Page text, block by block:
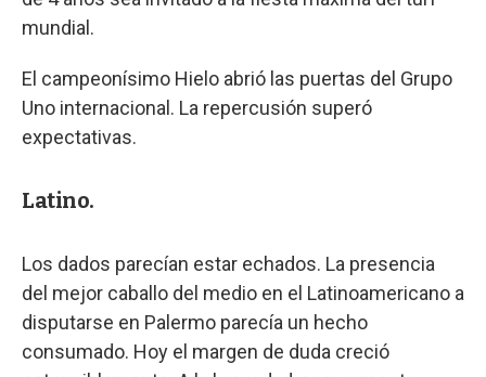
mundial.
El campeonísimo Hielo abrió las puertas del Grupo
Uno internacional. La repercusión superó
expectativas.
Latino.
Los dados parecían estar echados. La presencia
del mejor caballo del medio en el Latinoamericano a
disputarse en Palermo parecía un hecho
consumado. Hoy el margen de duda creció